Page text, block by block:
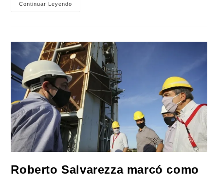
Continuar Leyendo
Fernández
Argentinos
Y
Afirmó
Que
«en
Educación,
Ciencia
Tecnología,
No
Se
Gasta,
Se
Invierte»
Roberto Salvarezza marcó como